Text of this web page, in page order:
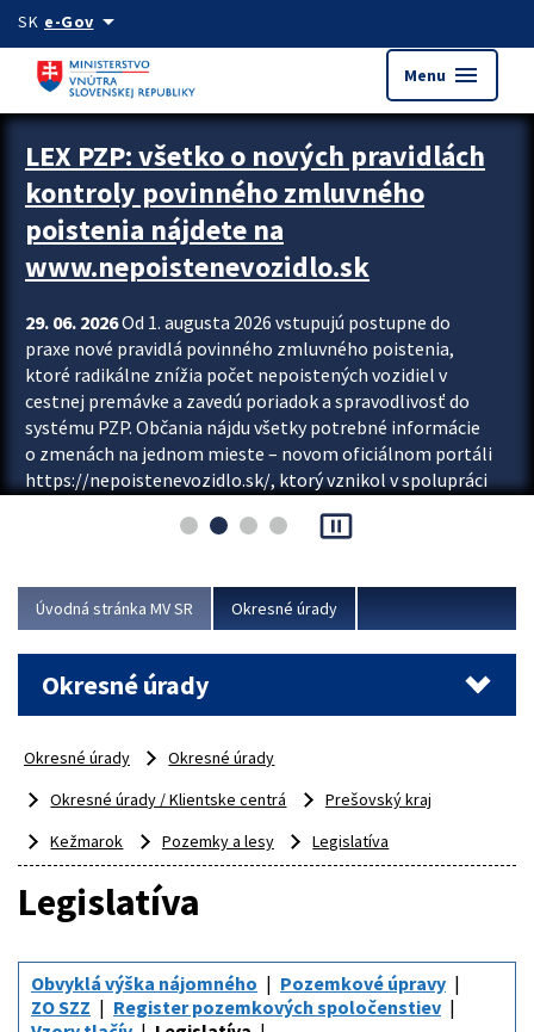
Preskocit na hlavný obsah
SK e-Govarrow_drop_down
Menu menu
Zastavit automatický posun upútavok
LEX PZP: všetko o nových pravidlách
kontroly povinného zmluvného
poistenia nájdete na
www.nepoistenevozidlo.sk
29. 06. 2026Od 1. augusta 2026 vstupujú postupne do
praxe nové pravidlá povinného zmluvného poistenia,
ktoré radikálne znížia počet nepoistených vozidiel v
cestnej premávke a zavedú poriadok a spravodlivosť do
systému PZP. Občania nájdu všetky potrebné informácie
o zmenách na jednom mieste – novom oficiálnom portáli
https://nepoistenevozidlo.sk/, ktorý vznikol v spolupráci
asociácie poisťovní (SLASPO) a Ministerstva vnútra SR.
Viac
pause_presentation
Úvodná stránka MV SR Okresné úrady
Okresné úrady
Okresné úrady
Okresné úrady
Okresné úrady / Klientske centrá
Prešovský kraj
Kežmarok
Pozemky a lesy Legislatíva
Legislatíva
Obvyklá výška nájomného
Pozemkové úpravy
ZO SZZ
Register pozemkových spoločenstiev